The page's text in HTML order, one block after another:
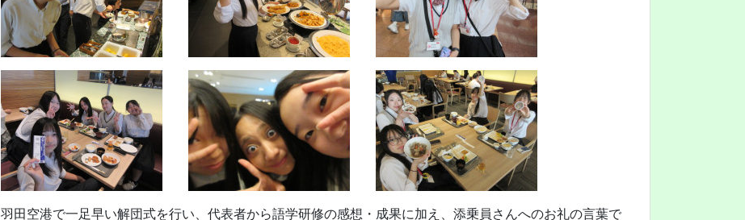
羽田空港で一足早い解団式を行い、代表者から語学研修の感想・成果に加え、添乗員さんへのお礼の言葉で